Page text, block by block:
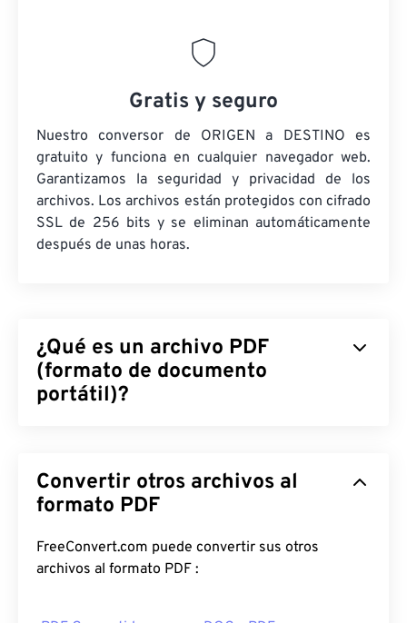
Gratis y seguro
Nuestro conversor de ORIGEN a DESTINO es
gratuito y funciona en cualquier navegador web.
Garantizamos la seguridad y privacidad de los
archivos. Los archivos están protegidos con cifrado
SSL de 256 bits y se eliminan automáticamente
después de unas horas.
¿Qué es un archivo PDF
(formato de documento
portátil)?
características tanto de documentos de texto
como de imágenes gráficas, lo que lo convierte en
actualidad. La razón de su popularidad radica en
que conserva el formato original del documento.
Convertir otros archivos al
formato PDF
FreeConvert.com puede convertir sus otros
archivos al formato PDF :